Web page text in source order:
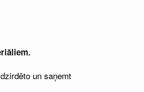
un saņemt